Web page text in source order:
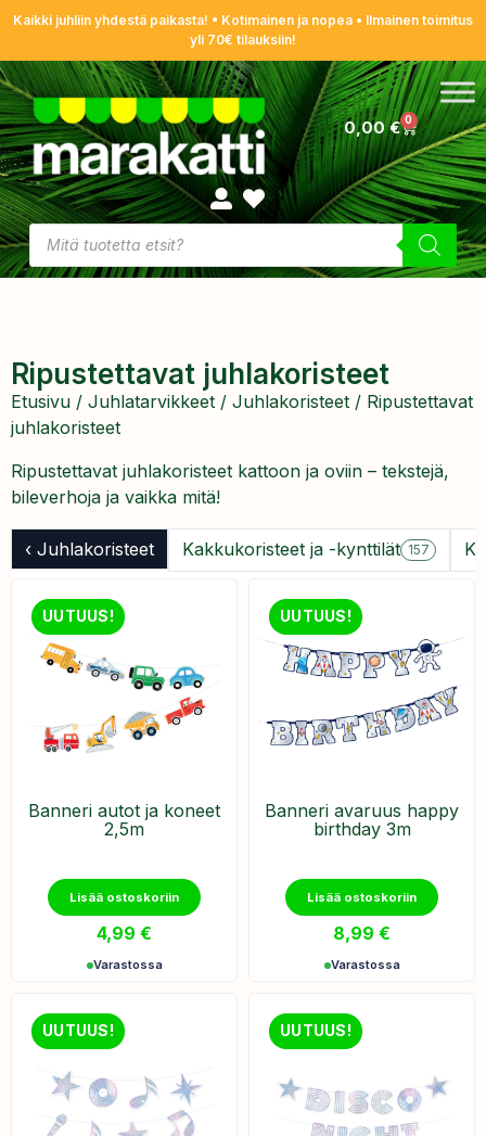
Kaikki juhliin yhdestä paikasta! • Kotimainen ja nopea • Ilmainen toimitus
yli 70€ tilauksiin!
0,00€ 0
Ripustettavat juhlakoristeet
Etusivu / Juhlatarvikkeet / Juhlakoristeet / Ripustettavat
juhlakoristeet
Ripustettavat juhlakoristeet kattoon ja oviin – tekstejä,
bileverhoja ja vaikka mitä!
‹ Juhlakoristeet Kakkukoristeet ja -kynttilät 157
UUTUUS!
Banneri autot ja koneet
2,5m
Lisää ostoskoriin
4,99 €
Varastossa
UUTUUS!
Banneri avaruus happy
birthday 3m
Lisää ostoskoriin
8,99 €
Varastossa
UUTUUS! UUTUUS!